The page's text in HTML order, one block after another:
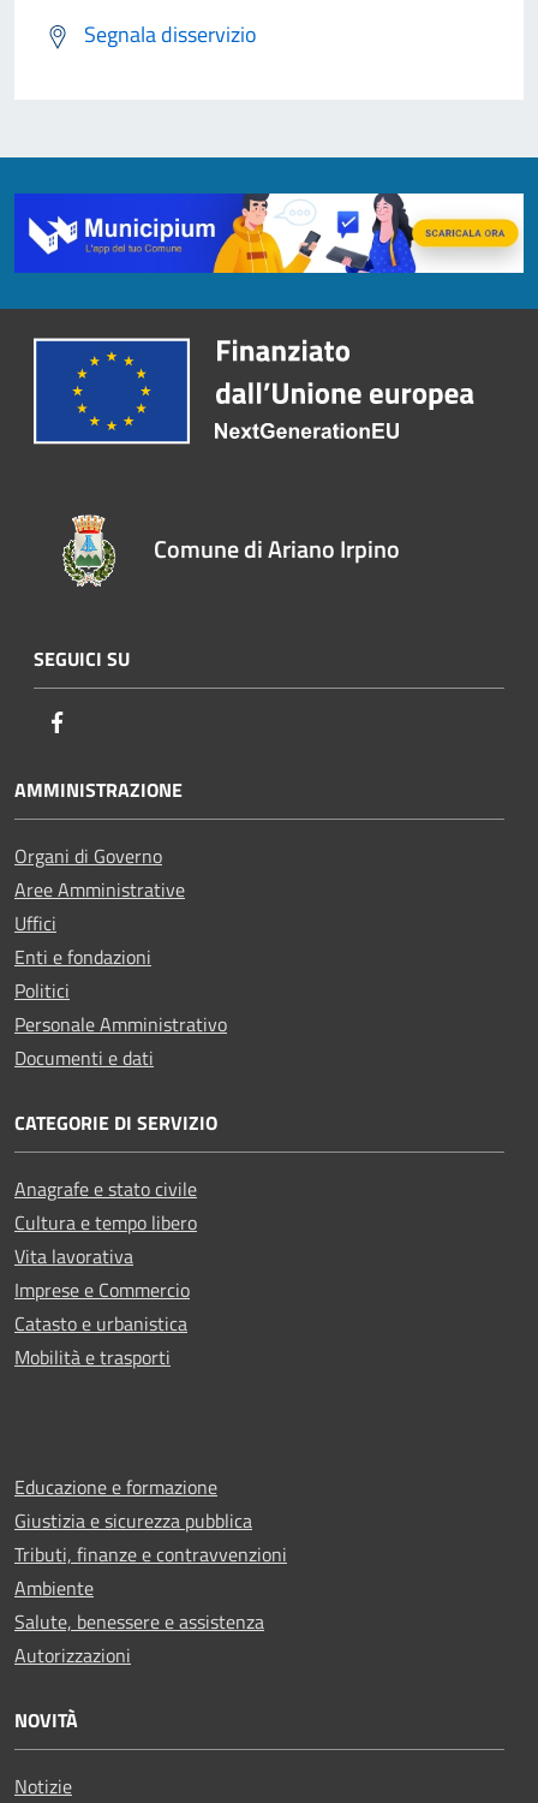
Segnala disservizio
Comune di Ariano Irpino
SEGUICI SU
AMMINISTRAZIONE
Organi di Governo
Aree Amministrative
Uffici
Enti e fondazioni
Politici
Personale Amministrativo
Documenti e dati
CATEGORIE DI SERVIZIO
Anagrafe e stato civile
Cultura e tempo libero
Vita lavorativa
Imprese e Commercio
Catasto e urbanistica
Mobilità e trasporti
Educazione e formazione
Giustizia e sicurezza pubblica
Tributi, finanze e contravvenzioni
Ambiente
Salute, benessere e assistenza
Autorizzazioni
NOVITÀ
Notizie